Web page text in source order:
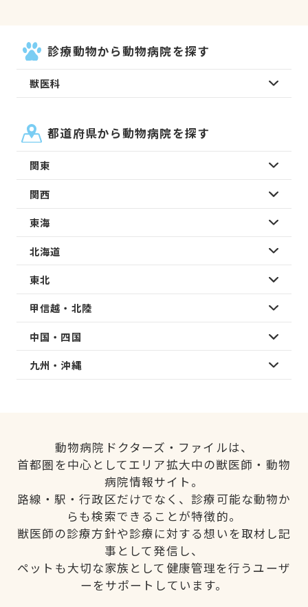
診療動物から動物病院を探す
獣医科
都道府県から動物病院を探す
関東
関西
東海
北海道
東北
甲信越・北陸
中国・四国
九州・沖縄
動物病院ドクターズ・ファイルは、
首都圏を中心としてエリア拡大中の獣医師・動物
病院情報サイト。
路線・駅・行政区だけでなく、診療可能な動物か
らも検索できることが特徴的。
獣医師の診療方針や診療に対する想いを取材し記
事として発信し、
ペットも大切な家族として健康管理を行うユーザ
ーをサポートしています。